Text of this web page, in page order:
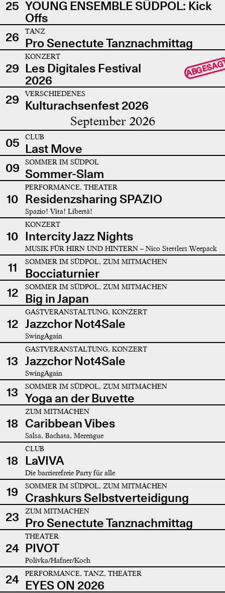
25 YOUNG ENSEMBLE SÜDPOL: Kick
Offs
26
TANZ
Pro Senectute Tanznachmittag
29
KONZERT
Les Digitales Festival
2026
29 VERSCHIEDENES
Kulturachsenfest 2026
September 2026
05 CLUB
Last Move
09
SOMMER IM SÜDPOL
Sommer-Slam
10
PERFORMANCE, THEATER
Residenzsharing SPAZIO
Spazio! Vita! Libertà!
10
KONZERT
Intercity Jazz Nights
MUSIK FÜR HIRN UND HINTERN – Nico Stettlers Weepack
11 SOMMER IM SÜDPOL, ZUM MITMACHEN
Bocciaturnier
12
SOMMER IM SÜDPOL, ZUM MITMACHEN
Big in Japan
12
GASTVERANSTALTUNG, KONZERT
Jazzchor Not4Sale
SwingAgain
13
GASTVERANSTALTUNG, KONZERT
Jazzchor Not4Sale
SwingAgain
13 SOMMER IM SÜDPOL, ZUM MITMACHEN
Yoga an der Buvette
18
ZUM MITMACHEN
Caribbean Vibes
Salsa, Bachata, Merengue
18
CLUB
LaVIVA
Die barrierefreie Party für alle
19 SOMMER IM SÜDPOL, ZUM MITMACHEN
Crashkurs Selbstverteidigung
23
ZUM MITMACHEN
Pro Senectute Tanznachmittag
24
THEATER
PIVOT
Polivka/Hafner/Koch
24 PERFORMANCE, TANZ, THEATER
EYES ON 2026